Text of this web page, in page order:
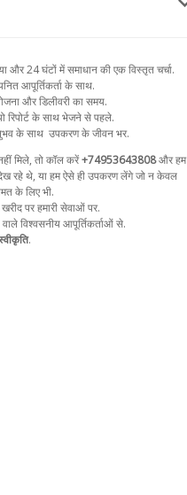
और 24 घंटों में समाधान की एक विस्तृत चर्चा.
आपूर्तिकर्ता के साथ.
और डिलीवरी का समय.
रिपोर्ट के साथ भेजने से पहले.
के साथ उपकरण के जीवन भर.
मिले, तो कॉल करें+74953643808और हम
रहे थे, या हम ऐसे ही उपकरण लेंगे जो न केवल
के लिए भी.
पर हमारी सेवाओं पर.
वाले विश्वसनीय आपूर्तिकर्ताओं से.
.